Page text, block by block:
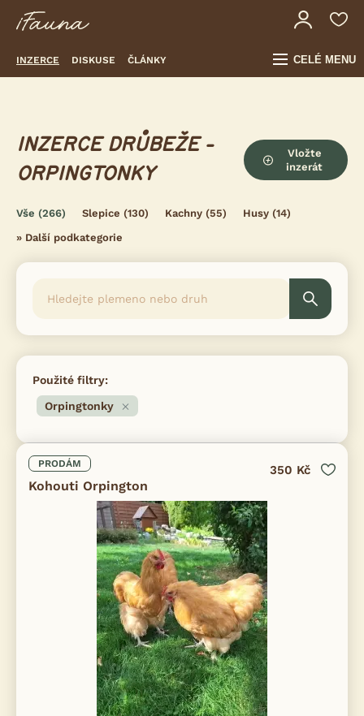
INZERCE DISKUSE ČLÁNKY CELÉ MENU
INZERCE DRŮBEŽE -
ORPINGTONKY
Vložte
inzerát
Vše (266) Slepice (130) Kachny (55) Husy (14)
» Další podkategorie
Použité filtry:
Orpingtonky
PRODÁM
Kohouti Orpington
350 Kč